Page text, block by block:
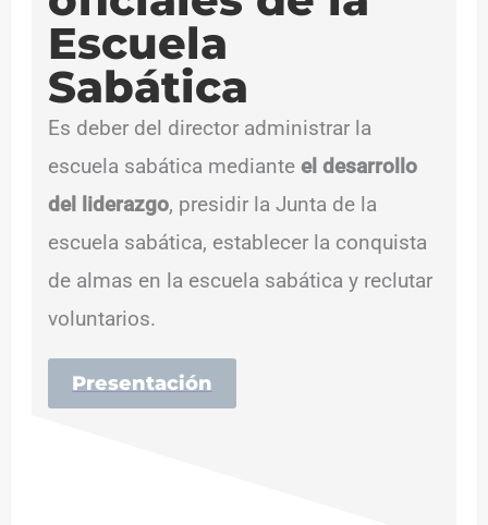
Escuela
Sabática
Es deber del director administrar la
escuela sabática medianteel desarrollo
del liderazgo, presidir la Junta de la
escuela sabática, establecer la conquista
de almas en la escuela sabática y reclutar
voluntarios.
Presentación